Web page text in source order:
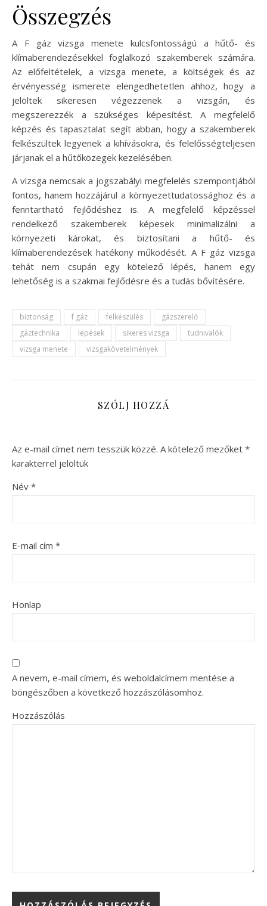
Összegzés
A F gáz vizsga menete kulcsfontosságú a hűtő- és
klímaberendezésekkel foglalkozó szakemberek számára.
Az előfeltételek, a vizsga menete, a költségek és az
érvényesség ismerete elengedhetetlen ahhoz, hogy a
jelöltek sikeresen végezzenek a vizsgán, és
megszerezzék a szükséges képesítést. A megfelelő
képzés és tapasztalat segít abban, hogy a szakemberek
felkészültek legyenek a kihívásokra, és felelősségteljesen
járjanak el a hűtőközegek kezelésében.
A vizsga nemcsak a jogszabályi megfelelés szempontjából
fontos, hanem hozzájárul a környezettudatossághoz és a
fenntartható fejlődéshez is. A megfelelő képzéssel
rendelkező szakemberek képesek minimalizálni a
környezeti károkat, és biztosítani a hűtő- és
klímaberendezések hatékony működését. A F gáz vizsga
tehát nem csupán egy kötelező lépés, hanem egy
lehetőség is a szakmai fejlődésre és a tudás bővítésére.
biztonság f gáz felkészülés
gázszerelő
gáztechnika
lépések sikeres vizsga
tudnivalók
vizsga menete
vizsgakövetelmények
SZÓLJ HOZZÁ
Az e-mail címet nem tesszük közzé. A kötelező mezőket *
karakterrel jelöltük
Név *
E-mail cím *
Honlap
A nevem, e-mail címem, és weboldalcímem mentése a
böngészőben a következő hozzászólásomhoz.
Hozzászólás